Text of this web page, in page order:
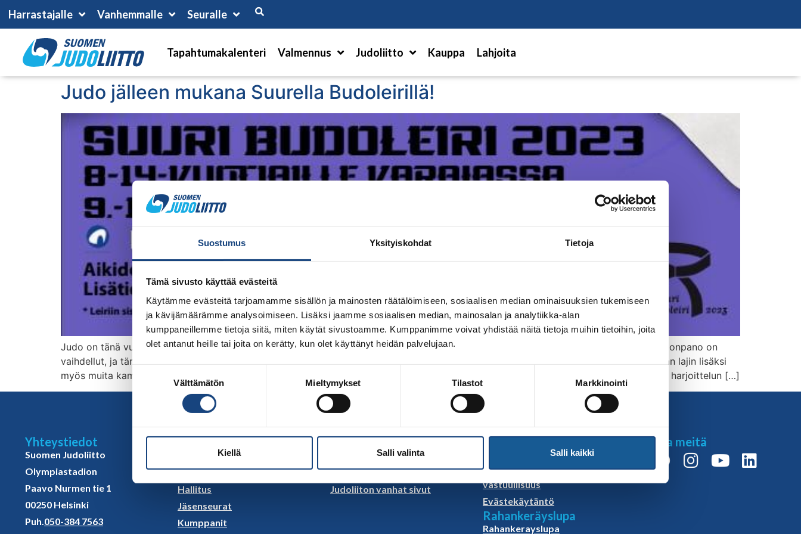
Suostumus Yksityiskohdat Tietoja
Tämä sivusto käyttää evästeitä
Käytämme evästeitä tarjoamamme sisällön ja mainosten räätälöimiseen, sosiaalisen median ominaisuuksien tukemiseen
ja kävijämäärämme analysoimiseen. Lisäksi jaamme sosiaalisen median, mainosalan ja analytiikka-alan
kumppaneillemme tietoja siitä, miten käytät sivustoamme. Kumppanimme voivat yhdistää näitä tietoja muihin tietoihin, joita
olet antanut heille tai joita on kerätty, kun olet käyttänyt heidän palvelujaan.
Välttämätön Mieltymykset Tilastot Markkinointi
Kiellä Salli valinta Salli kaikki
Harrastajalle Vanhemmalle Seuralle
Tapahtumakalenteri Valmennus Judoliitto Kauppa Lahjoita
Judo jälleen mukana Suurella Budoleirillä!
Judo on tänä vuonna pitkästä aikaa mukana Suurella Budoleirillä 9.-11.6.2023 Tampereella. Vuosien varrella mukana olevien lajien kokoonpano on
vaihdellut, ja tämän vuoden leirillä ovat judon lisäksi mukana aikido, taido, WT taekwondo ja ITF Taekwon-Do. Leirillä harjoitellaan oman lajin lisäksi
myös muita kamppailulajeja sekä vieraillaan Särkänniemessä tai Flowparikissa. Myös kesäistä hengailua uusien kavereiden kanssa ehtii harjoittelun […]
Yhteystiedot
Suomen Judoliitto
Olympiastadion
Paavo Nurmen tie 1
00250 Helsinki
Puh. 050-384 7563
Sivut
Yhteystiedot
Judoliiton henkilöstö
Hallitus
Jäsenseurat
Kumppanit
Linkkejä
Judoliiton uutiset
Materiaalit
Judoliiton vanhat sivut
Selosteet
Rekisteriseloste
Yhdenvertaisuus ja
vastuullisuus
Evästekäytäntö
Rahankeräyslupa
Rahankerayslupa
Seuraa meitä